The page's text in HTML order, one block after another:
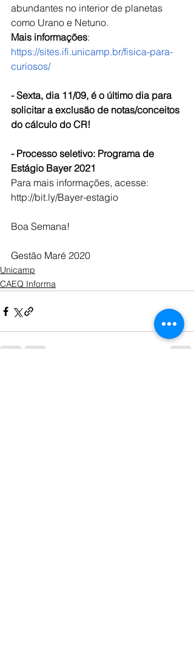
abundantes no interior de planetas
como Urano e Netuno.
Mais informações:
https://sites.ifi.unicamp.br/fisica-para-
curiosos/
- Sexta, dia 11/09, é o último dia para
solicitar a exclusão de notas/conceitos
do cálculo do CR!
- Processo seletivo: Programa de
Estágio Bayer 2021
Para mais informações, acesse:
http://bit.ly/Bayer-estagio
Boa Semana!
Gestão Maré 2020
Unicamp
CAEQ Informa